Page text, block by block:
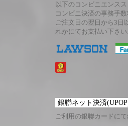
以下のコンビニエンス
コンビニ決済の事務手
ご注文日の翌日から3日
れかにてお支払い下さい
銀聯ネット決済
ご利用の銀聯カードに